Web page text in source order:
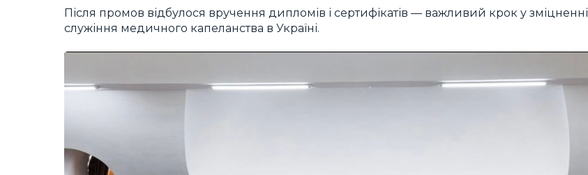
Після промов відбулося вручення дипломів і сертифікатів — важливий крок у зміцненні
служіння медичного капеланства в Україні.